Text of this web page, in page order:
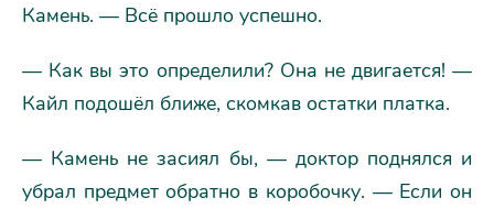
Камень. — Всё прошло успешно.
— Как вы это определили? Она не двигается! —
Кайл подошёл ближе, скомкав остатки платка.
— Камень не засиял бы, — доктор поднялся и
убрал предмет обратно в коробочку. — Если он